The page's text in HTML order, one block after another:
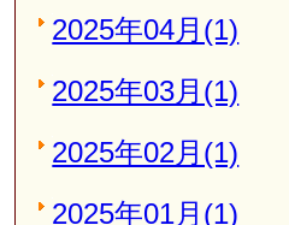
2025年04月(1)
2025年03月(1)
2025年02月(1)
2025年01月(1)